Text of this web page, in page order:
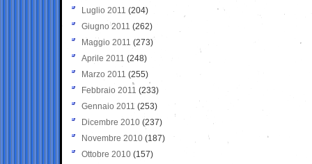
Luglio 2011 (204)
Giugno 2011 (262)
Maggio 2011 (273)
Aprile 2011 (248)
Marzo 2011 (255)
Febbraio 2011 (233)
Gennaio 2011 (253)
Dicembre 2010 (237)
Novembre 2010 (187)
Ottobre 2010 (157)